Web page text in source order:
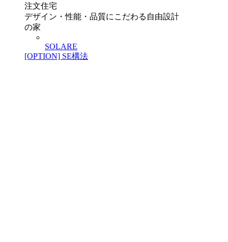
注文住宅
デザイン・性能・品質にこだわる自由設計
の家
SOLARE
[OPTION] SE構法